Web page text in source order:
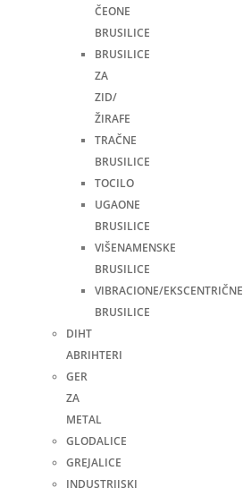
ČEONE
BRUSILICE
BRUSILICE
ZA
ZID/
ŽIRAFE
TRAČNE
BRUSILICE
TOCILO
UGAONE
BRUSILICE
VIŠENAMENSKE
BRUSILICE
VIBRACIONE/EKSCENTRIČNE
BRUSILICE
DIHT
ABRIHTERI
GER
ZA
METAL
GLODALICE
GREJALICE
INDUSTRIJSKI